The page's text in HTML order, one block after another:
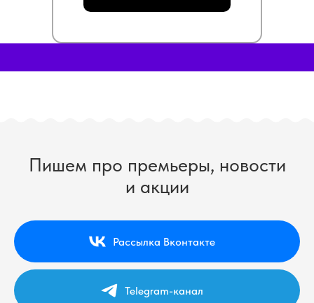
Пишем про премьеры, новости
и акции
Рассылка Вконтакте
Telegram-канал